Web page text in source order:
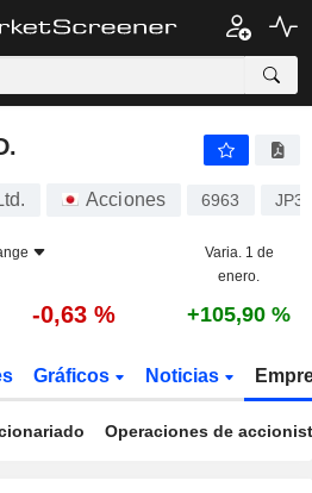
Acciones 6963
Varia. 1 de
enero.
-0,63 % +105,90 %
Gráficos Noticias
Operaciones de